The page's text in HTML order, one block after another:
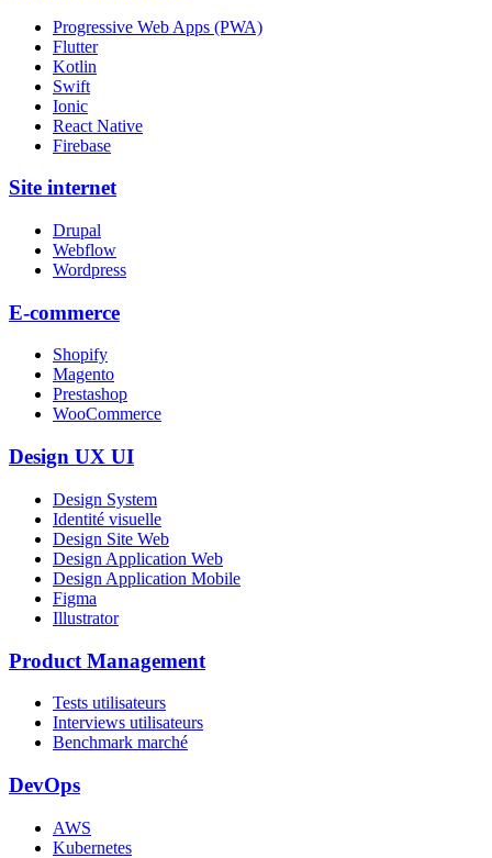
Progressive Web Apps (PWA)
Flutter
Kotlin
Swift
Ionic
React Native
Firebase
Site internet
Drupal
Webflow
Wordpress
E-commerce
Shopify
Magento
Prestashop
WooCommerce
Design UX UI
Design System
Identité visuelle
Design Site Web
Design Application Web
Design Application Mobile
Figma
Illustrator
Product Management
Tests utilisateurs
Interviews utilisateurs
Benchmark marché
DevOps
AWS
Kubernetes